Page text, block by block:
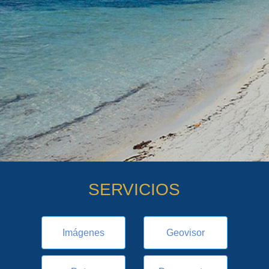
SERVICIOS
Imágenes Geovisor